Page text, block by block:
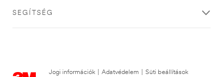
SEGÍTSÉG
Jogi információk Adatvédelem
Süti beállítások